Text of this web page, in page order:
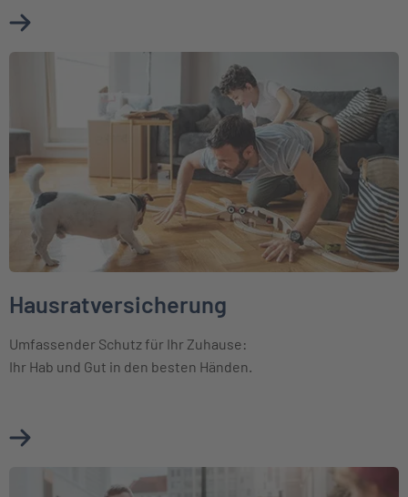
Mehr über Cyberversicherung erfahren
Hausratversicherung
Umfassender Schutz für Ihr Zuhause:
Ihr Hab und Gut in den besten Händen.
Mehr über Hausratversicherung erfahren
Weiter zu Haftpflichtversicherung